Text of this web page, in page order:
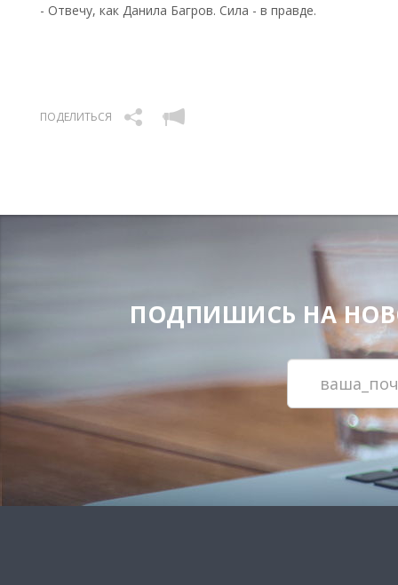
- Отвечу, как Данила Багров. Сила - в правде.
ПОДЕЛИТЬСЯ
ПОДПИШИСЬ НА